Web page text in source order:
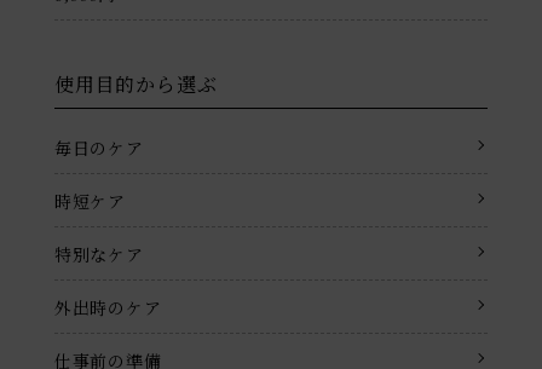
使用目的から選ぶ
毎日のケア
時短ケア
特別なケア
外出時のケア
仕事前の準備